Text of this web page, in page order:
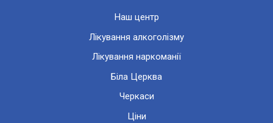
Наш центр
Лікування алкоголізму
Лікування наркоманії
Біла Церква
Черкаси
Ціни